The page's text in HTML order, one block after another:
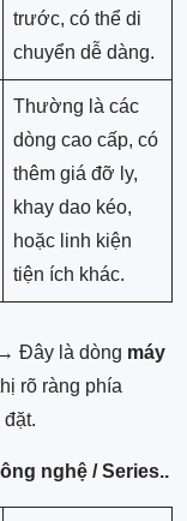
trước, có thể di
chuyển dễ dàng.
Thường là các
dòng cao cấp, có
thêm giá đỡ ly,
khay dao kéo,
hoặc linh kiện
tiện ích khác.
→ Đây là dòng máy
rõ ràng phía
nghệ / Series..